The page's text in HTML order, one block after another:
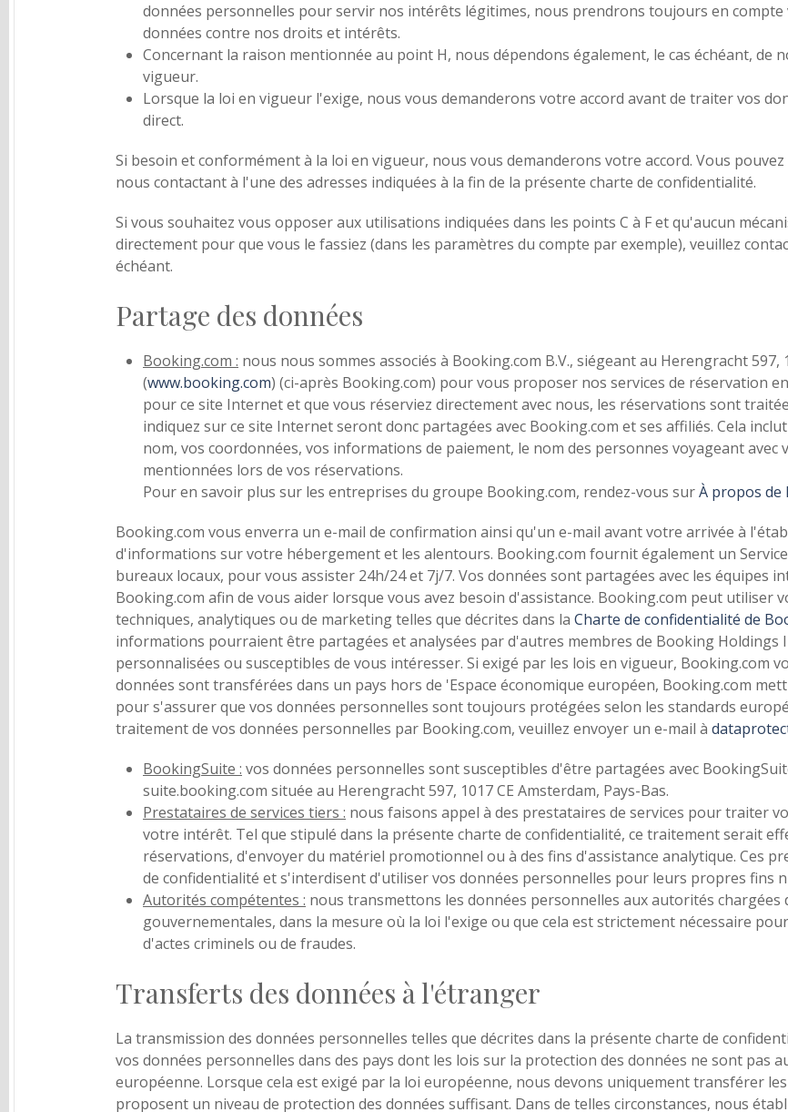
données personnelles pour servir nos intérêts légitimes, nous prendrons toujours en
données contre nos droits et intérêts.
Concernant la raison mentionnée au point H, nous dépendons également, le cas échéant,
vigueur.
Lorsque la loi en vigueur l'exige, nous vous demanderons votre accord avant de traiter vos
direct.
Si besoin et conformément à la loi en vigueur, nous vous demanderons votre accord. Vous
nous contactant à l'une des adresses indiquées à la fin de la présente charte de confidentialité.
Si vous souhaitez vous opposer aux utilisations indiquées dans les points C à F et qu'aucun
directement pour que vous le fassiez (dans les paramètres du compte par exemple), veuillez
échéant.
Partage des données
Booking.com : nous nous sommes associés à Booking.com B.V., siégeant au Herengracht 597,
(www.booking.com) (ci-après Booking.com) pour vous proposer nos services de réservation
pour ce site Internet et que vous réserviez directement avec nous, les réservations sont
indiquez sur ce site Internet seront donc partagées avec Booking.com et ses affiliés. Cela
nom, vos coordonnées, vos informations de paiement, le nom des personnes voyageant avec
mentionnées lors de vos réservations.
Pour en savoir plus sur les entreprises du groupe Booking.com, rendez-vous surÀ propos de
Booking.com vous enverra un e-mail de confirmation ainsi qu'un e-mail avant votre arrivée à
d'informations sur votre hébergement et les alentours. Booking.com fournit également un
bureaux locaux, pour vous assister 24h/24 et 7j/7. Vos données sont partagées avec les équipes
Booking.com afin de vous aider lorsque vous avez besoin d'assistance. Booking.com peut utiliser
techniques, analytiques ou de marketing telles que décrites dans la Charte de confidentialité de
informations pourraient être partagées et analysées par d'autres membres de Booking Holdings
personnalisées ou susceptibles de vous intéresser. Si exigé par les lois en vigueur, Booking.com
données sont transférées dans un pays hors de 'Espace économique européen, Booking.com
pour s'assurer que vos données personnelles sont toujours protégées selon les standards
traitement de vos données personnelles par Booking.com, veuillez envoyer un e-mail à
BookingSuite : vos données personnelles sont susceptibles d'être partagées avec
suite.booking.com située au Herengracht 597, 1017 CE Amsterdam, Pays-Bas.
Prestataires de services tiers : nous faisons appel à des prestataires de services pour traiter
votre intérêt. Tel que stipulé dans la présente charte de confidentialité, ce traitement serait
réservations, d'envoyer du matériel promotionnel ou à des fins d'assistance analytique. Ces
de confidentialité et s'interdisent d'utiliser vos données personnelles pour leurs propres fins
Autorités compétentes : nous transmettons les données personnelles aux autorités
gouvernementales, dans la mesure où la loi l'exige ou que cela est strictement nécessaire
d'actes criminels ou de fraudes.
Transferts des données à l'étranger
La transmission des données personnelles telles que décrites dans la présente charte de
vos données personnelles dans des pays dont les lois sur la protection des données ne sont pas
européenne. Lorsque cela est exigé par la loi européenne, nous devons uniquement transférer
proposent un niveau de protection des données suffisant. Dans de telles circonstances, nous